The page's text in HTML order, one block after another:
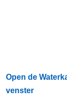
Open de
venster